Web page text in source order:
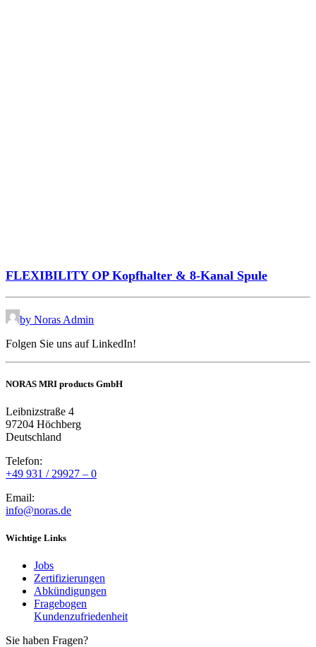
FLEXIBILITY OP Kopfhalter & 8-Kanal Spule
by Noras Admin
Folgen Sie uns auf LinkedIn!
NORAS MRI products GmbH
Leibnizstraße 4
97204 Höchberg
Deutschland
Telefon:
+49 931 / 29927 – 0
Email:
info@noras.de
Wichtige Links
Jobs
Zertifizierungen
Abkündigungen
Fragebogen
Kundenzufriedenheit
Sie haben Fragen?